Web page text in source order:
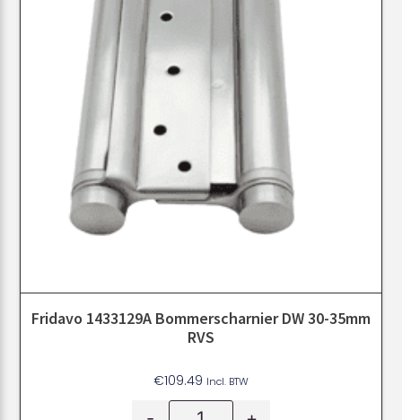
Fridavo 1433129A Bommerscharnier DW 30-35mm
RVS
€109.49 Incl. BTW